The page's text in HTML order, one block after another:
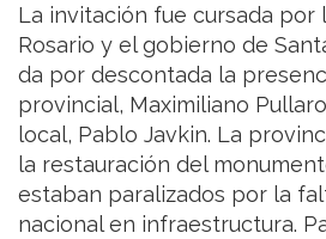
La invitación fue cursada por
Rosario y el gobierno de
da por descontada la
provincial, Maximiliano
local, Pablo Javkin. La
la restauración del
estaban paralizados por la
nacional en infraestructura.